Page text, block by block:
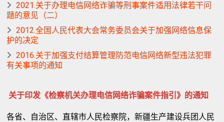
2021.关于办理电信网络诈骗等刑事案件适用法律若干问
题的意见（二）
2012.全国人民代表大会常务委员会关于加强网络信息保
护的决定
2016.关于加强支付结算管理防范电信网络新型违法犯罪
有关事项的通知
关于印发《检察机关办理电信网络诈骗案件指引》的通知
各省、自治区、直辖市人民检察院，新疆生产建设兵团人民